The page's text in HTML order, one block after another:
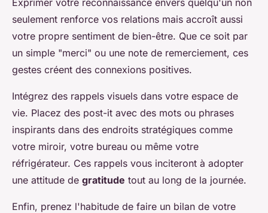
Exprimer votre reconnaissance envers quelqu'un non
seulement renforce vos relations mais accroît aussi
votre propre sentiment de bien-être. Que ce soit par
un simple "merci" ou une note de remerciement, ces
gestes créent des connexions positives.
Intégrez des rappels visuels dans votre espace de
vie. Placez des post-it avec des mots ou phrases
inspirants dans des endroits stratégiques comme
votre miroir, votre bureau ou même votre
réfrigérateur. Ces rappels vous inciteront à adopter
une attitude de gratitude tout au long de la journée.
Enfin, prenez l'habitude de faire un bilan de votre